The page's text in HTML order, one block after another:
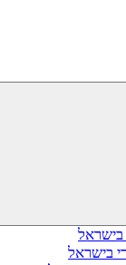
בישראל
בישראל